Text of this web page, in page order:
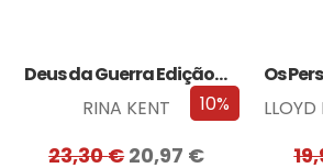
10%
Deus da Guerra Edição com EDGES
RINA KENT
23,30€20,97 €